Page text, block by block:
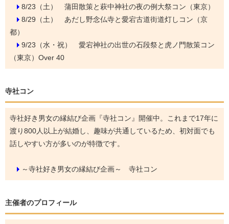
8/23（土） 蒲田散策と萩中神社の夜の例大祭コン（東京）
8/29（土） あだし野念仏寺と愛宕古道街道灯しコン（京
都）
9/23（水・祝） 愛宕神社の出世の石段祭と虎ノ門散策コン
（東京）Over 40
寺社コン
寺社好き男女の縁結び企画『寺社コン』開催中。これまで17年に
渡り800人以上が結婚し、趣味が共通しているため、初対面でも
話しやすい方が多いのが特徴です。
～寺社好き男女の縁結び企画～ 寺社コン
主催者のプロフィール